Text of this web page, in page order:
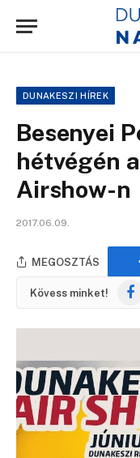
DUNAKESZI HÍREK
Besenyei
hétvégén
Airshow-n
2017.06.09.
MEGOSZTÁS
Kövess minket!